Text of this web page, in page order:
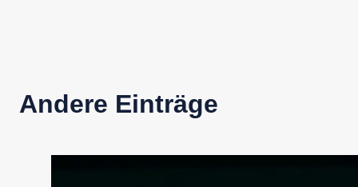
Andere Einträge